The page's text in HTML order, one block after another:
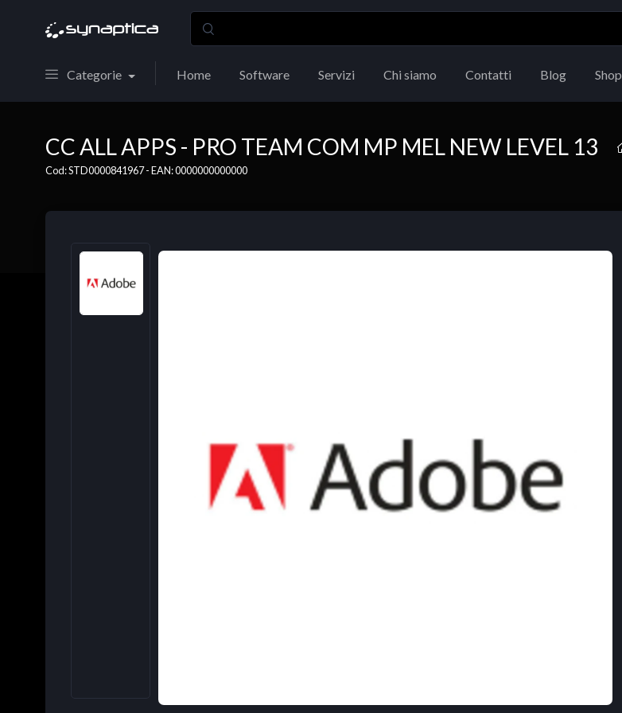
Categorie Home Software Servizi Chi siamo Contatti Blog Shop
CC ALL APPS - PRO TEAM COM MP MEL NEW LEVEL 13
Cod: STD0000841967 - EAN: 0000000000000